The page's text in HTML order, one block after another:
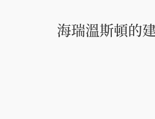
海瑞溫斯頓的